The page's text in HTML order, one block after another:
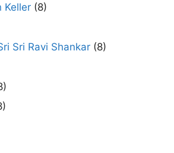
Keller (8)
Sri Ravi Shankar (8)